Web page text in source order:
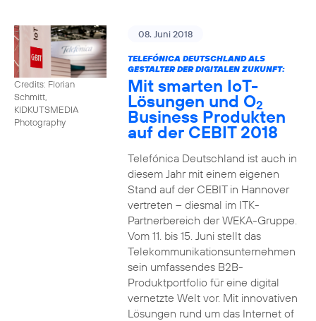
Credits: Florian
Schmitt,
KIDKUTSMEDIA
Photography
08. Juni 2018
TELEFÓNICA DEUTSCHLAND ALS
GESTALTER DER DIGITALEN ZUKUNFT:
Mit smarten IoT-
Lösungen und O2
Business Produkten
auf der CEBIT 2018
Telefónica Deutschland ist auch in
diesem Jahr mit einem eigenen
Stand auf der CEBIT in Hannover
vertreten – diesmal im ITK-
Partnerbereich der WEKA-Gruppe.
Vom 11. bis 15. Juni stellt das
Telekommunikationsunternehmen
sein umfassendes B2B-
Produktportfolio für eine digital
vernetzte Welt vor. Mit innovativen
Lösungen rund um das Internet of